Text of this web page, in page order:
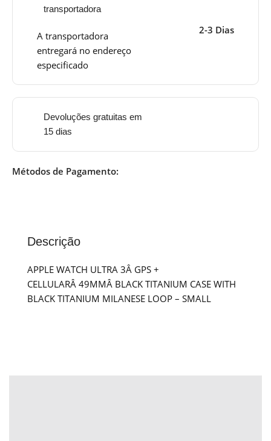
transportadora
A transportadora
entregará no endereço
especificado
2-3 Dias
Devoluções gratuitas em
15 dias
Métodos de Pagamento:
Descrição
APPLE WATCH ULTRA 3Â GPS +
CELLULARÂ 49MMÂ BLACK TITANIUM CASE WITH
BLACK TITANIUM MILANESE LOOP – SMALL